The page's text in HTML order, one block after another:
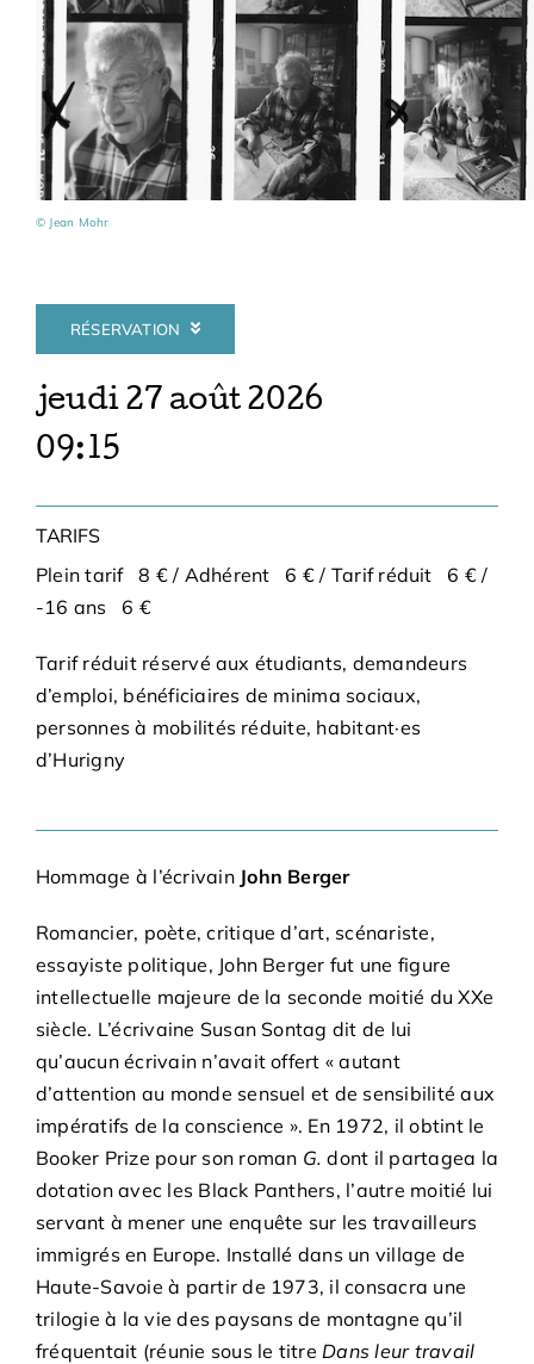
Adhésions
Archives
Contact
© Jean Mohr
RÉSERVATION
jeudi 27 août 2026
09:15
TARIFS
Plein tarif 8 € / Adhérent 6 € / Tarif réduit 6 € /
-16 ans 6 €
Tarif réduit réservé aux étudiants, demandeurs
d’emploi, bénéficiaires de minima sociaux,
personnes à mobilités réduite, habitant·es
d’Hurigny
Hommage à l’écrivain John Berger
Romancier, poète, critique d’art, scénariste,
essayiste politique, John Berger fut une figure
intellectuelle majeure de la seconde moitié du XXe
siècle. L’écrivaine Susan Sontag dit de lui
qu’aucun écrivain n’avait offert « autant
d’attention au monde sensuel et de sensibilité aux
impératifs de la conscience ». En 1972, il obtint le
Booker Prize pour son roman G. dont il partagea la
dotation avec les Black Panthers, l’autre moitié lui
servant à mener une enquête sur les travailleurs
immigrés en Europe. Installé dans un village de
Haute-Savoie à partir de 1973, il consacra une
trilogie à la vie des paysans de montagne qu’il
fréquentait (réunie sous le titre Dans leur travail